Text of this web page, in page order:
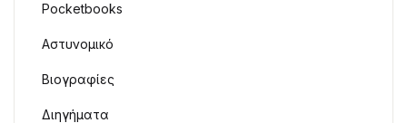
Pocketbooks
Αστυνομικό
Βιογραφίες
Διηγήματα